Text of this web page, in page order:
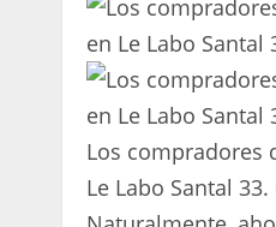
Los compradores
Le Labo Santal 33.